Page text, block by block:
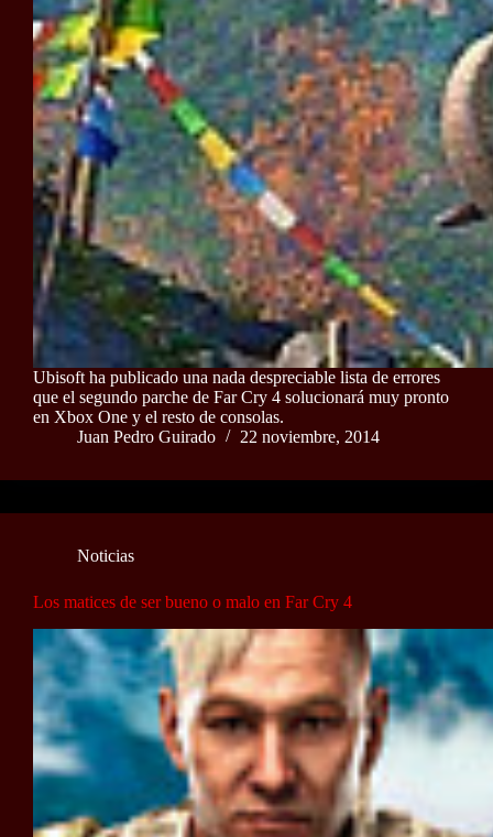
Ubisoft ha publicado una nada despreciable lista de errores
que el segundo parche de Far Cry 4 solucionará muy pronto
en Xbox One y el resto de consolas.
Juan Pedro Guirado
22 noviembre, 2014
Noticias
Los matices de ser bueno o malo en Far Cry 4